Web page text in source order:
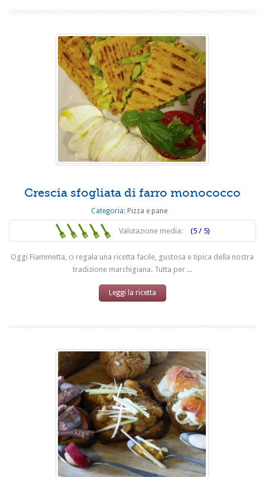
Crescia sfogliata di farro monococco
Categoria: Pizza e pane
Valutazione media: (5 / 5)
Oggi Fiammetta, ci regala una ricetta facile, gustosa e tipica della nostra
tradizione marchigiana. Tutta per ...
Leggi la ricetta